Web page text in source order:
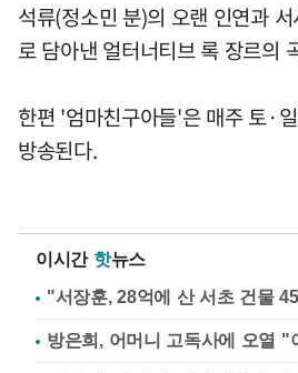
석류(정소민 분)의 오랜 인연과
로 담아낸 얼터너티브 록 장르의
한편 '엄마친구아들'은 매주 토·
방송된다.
이시간 핫뉴스
"서장훈, 28억에 산 서초 건물
방은희, 어머니 고독사에 오열 "